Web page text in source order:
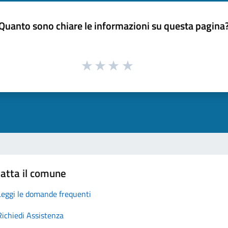
sono chiare le informazioni su questa
il comune
le domande frequenti
Assistenza